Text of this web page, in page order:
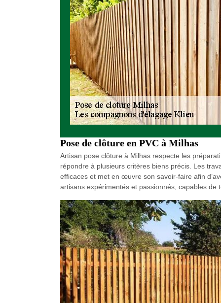
Pose de clôture en PVC à Milhas
Artisan pose clôture à Milhas respecte les
répondre à plusieurs critères biens précis. Les
efficaces et met en œuvre son savoir-faire afin
artisans expérimentés et passionnés, capables de